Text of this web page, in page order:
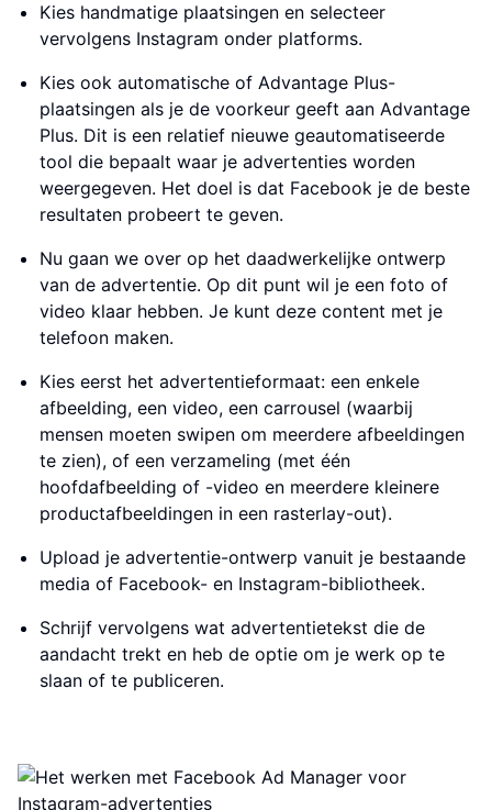
Kies handmatige plaatsingen en selecteer
vervolgens Instagram onder platforms.
Kies ook automatische of Advantage Plus-
plaatsingen als je de voorkeur geeft aan Advantage
Plus. Dit is een relatief nieuwe geautomatiseerde
tool die bepaalt waar je advertenties worden
weergegeven. Het doel is dat Facebook je de beste
resultaten probeert te geven.
Nu gaan we over op het daadwerkelijke ontwerp
van de advertentie. Op dit punt wil je een foto of
video klaar hebben. Je kunt deze content met je
telefoon maken.
Kies eerst het advertentieformaat: een enkele
afbeelding, een video, een carrousel (waarbij
mensen moeten swipen om meerdere afbeeldingen
te zien), of een verzameling (met één
hoofdafbeelding of -video en meerdere kleinere
productafbeeldingen in een rasterlay-out).
Upload je advertentie-ontwerp vanuit je bestaande
media of Facebook- en Instagram-bibliotheek.
Schrijf vervolgens wat advertentietekst die de
aandacht trekt en heb de optie om je werk op te
slaan of te publiceren.